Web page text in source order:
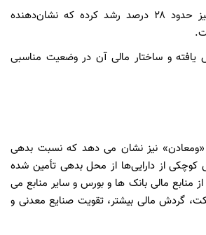
حدود ۲۸ درصد رشد کرده که نشان‌دهنده
و ساختار مالی آن در وضعیت مناسبی
نیز نشان می دهد که نسبت بدهی
از دارایی‌ها از محل بدهی تأمین شده
منابع مالی بانک ها و بورس و سایر منابع می
گردش مالی بیشتر، تقویت صنایع معدنی و